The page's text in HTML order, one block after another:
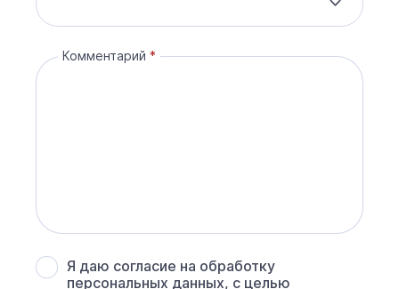
Комментарий
Я даю согласие на обработку
персональных данных, с целью